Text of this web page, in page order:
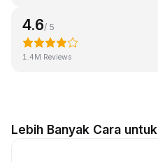
4.6/ 5
1.4M Reviews
Lebih Banyak Cara